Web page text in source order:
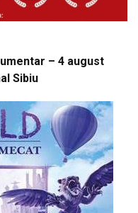
– 4 august
Sibiu